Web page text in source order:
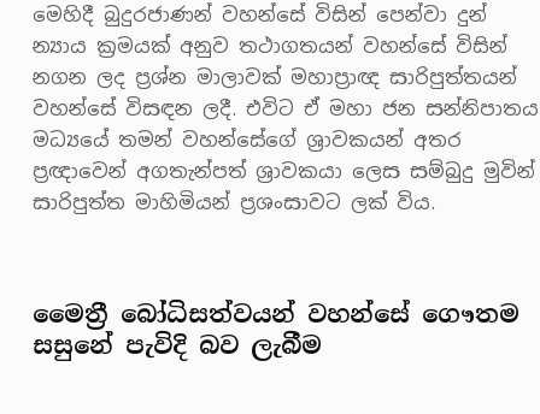
මෙහිදී බුදුරජාණන් වහන්සේ විසින් පෙන්වා දුන්
න්‍යාය ක්‍රමයක් අනුව තථාගතයන් වහන්සේ විසින්
නගන ලද ප්‍රශ්න මාලාවක් මහාප්‍රාඥ සාරිපුත්තයන්
වහන්සේ විසඳන ලදී. එවිට ඒ මහා ජන සන්නිපාතය
මධ්‍යයේ තමන් වහන්සේගේ ශ්‍රාවකයන් අතර
ප්‍රඥාවෙන් අගතැන්පත් ශ්‍රාවකයා ලෙස සම්බුදු මුවින්
සාරිපුත්ත මාහිමියන් ප්‍රශංසාවට ලක් විය.
මෛත්‍රී බෝධිසත්වයන් වහන්සේ ගෞතම
සසුනේ පැවිදි බව ලැබීම